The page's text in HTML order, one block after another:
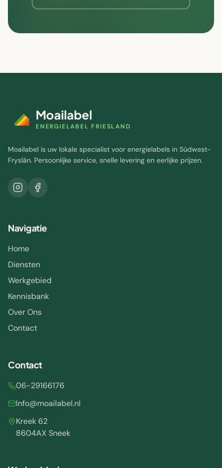
Moailabel
ENERGIELABEL FRIESLAND
Moailabel is uw lokale specialist voor energielabels in Súdwest-
Fryslân. Persoonlijke service, snelle levering en eerlijke prijzen.
Navigatie
Home
Diensten
Werkgebied
Kennisbank
Over Ons
Contact
Contact
06-29166176
Info@moailabel.nl
Kreek 62
8604AX Sneek